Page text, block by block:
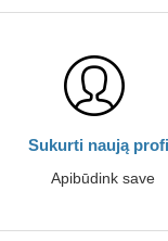
Sukurti naują
Apibūdink save